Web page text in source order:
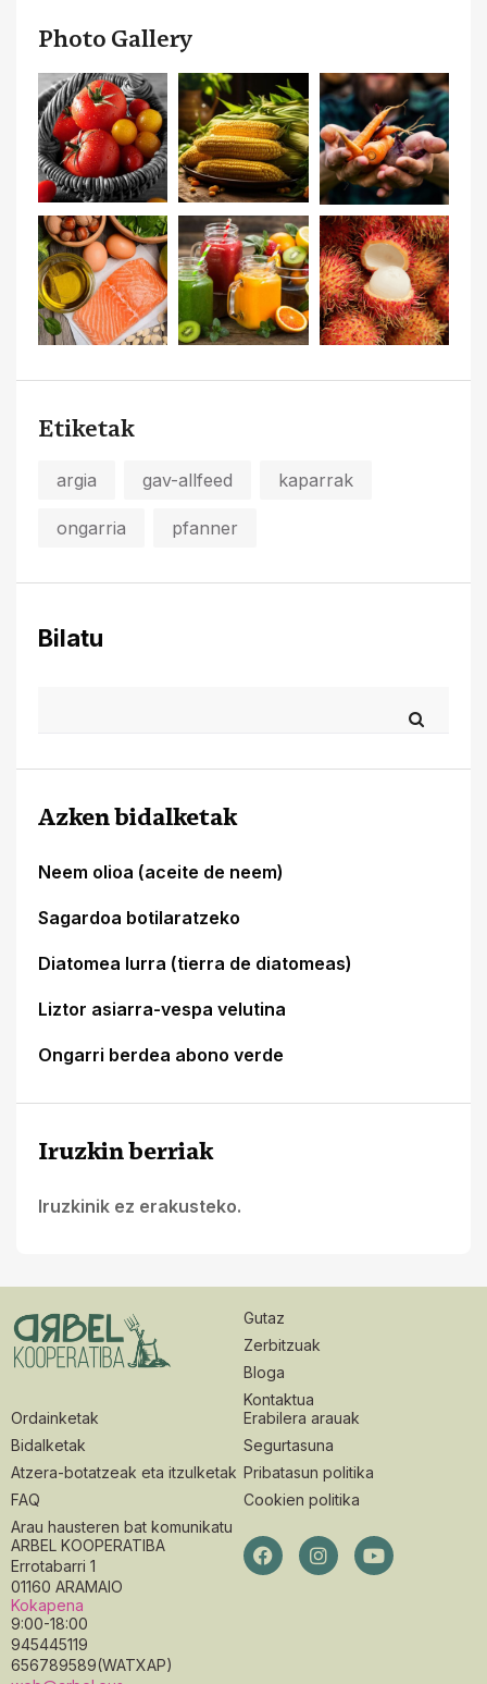
Photo Gallery
Etiketak
argia gav-allfeed kaparrak
ongarria pfanner
Bilatu
Azken bidalketak
Neem olioa (aceite de neem)
Sagardoa botilaratzeko
Diatomea lurra (tierra de diatomeas)
Liztor asiarra-vespa velutina
Ongarri berdea abono verde
Iruzkin berriak
Iruzkinik ez erakusteko.
Gutaz
Zerbitzuak
Bloga
Kontaktua
Ordainketak
Bidalketak
Atzera-botatzeak eta itzulketak
FAQ
Arau hausteren bat komunikatu
Erabilera arauak
Segurtasuna
Pribatasun politika
Cookien politika
ARBEL KOOPERATIBA
Errotabarri 1
01160 ARAMAIO
Kokapena
9:00-18:00
945445119
656789589(WATXAP)